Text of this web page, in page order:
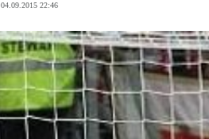
04.09.2015 22:46